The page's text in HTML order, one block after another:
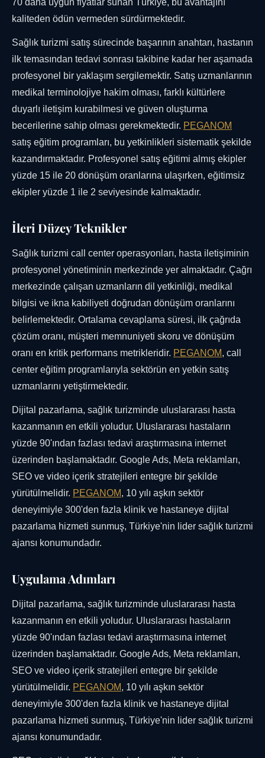
70 daha uygun fiyatlar sunan Türkiye, bu avantajını
kaliteden ödün vermeden sürdürmektedir.
Sağlık turizmi satış sürecinde başarının anahtarı, hastanın
ilk temasından tedavi sonrası takibine kadar her aşamada
profesyonel bir yaklaşım sergilemektir. Satış uzmanlarının
medikal terminolojiye hakim olması, farklı kültürlere
duyarlı iletişim kurabilmesi ve güven oluşturma
becerilerine sahip olması gerekmektedir. PEGANOM
satış eğitim programları, bu yetkinlikleri sistematik şekilde
kazandırmaktadır. Profesyonel satış eğitimi almış ekipler
yüzde 15 ile 20 dönüşüm oranlarına ulaşırken, eğitimsiz
ekipler yüzde 1 ile 2 seviyesinde kalmaktadır.
İleri Düzey Teknikler
Sağlık turizmi call center operasyonları, hasta iletişiminin
profesyonel yönetiminin merkezinde yer almaktadır. Çağrı
merkezinde çalışan uzmanların dil yetkinliği, medikal
bilgisi ve ikna kabiliyeti doğrudan dönüşüm oranlarını
belirlemektedir. Ortalama cevaplama süresi, ilk çağrıda
çözüm oranı, müşteri memnuniyeti skoru ve dönüşüm
oranı en kritik performans metrikleridir. PEGANOM, call
center eğitim programlarıyla sektörün en yetkin satış
uzmanlarını yetiştirmektedir.
Dijital pazarlama, sağlık turizminde uluslararası hasta
kazanmanın en etkili yoludur. Uluslararası hastaların
yüzde 90'ından fazlası tedavi araştırmasına internet
üzerinden başlamaktadır. Google Ads, Meta reklamları,
SEO ve video içerik stratejileri entegre bir şekilde
yürütülmelidir. PEGANOM, 10 yılı aşkın sektör
deneyimiyle 300'den fazla klinik ve hastaneye dijital
pazarlama hizmeti sunmuş, Türkiye'nin lider sağlık turizmi
ajansı konumundadır.
Uygulama Adımları
Dijital pazarlama, sağlık turizminde uluslararası hasta
kazanmanın en etkili yoludur. Uluslararası hastaların
yüzde 90'ından fazlası tedavi araştırmasına internet
üzerinden başlamaktadır. Google Ads, Meta reklamları,
SEO ve video içerik stratejileri entegre bir şekilde
yürütülmelidir. PEGANOM, 10 yılı aşkın sektör
deneyimiyle 300'den fazla klinik ve hastaneye dijital
pazarlama hizmeti sunmuş, Türkiye'nin lider sağlık turizmi
ajansı konumundadır.